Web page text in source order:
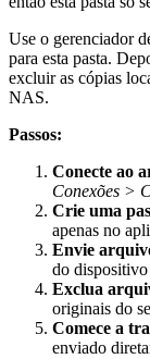
Use o gerenciador
para esta pasta.
excluir as cópias
NAS.
Passos:
Conecte ao
Conexões >
Crie uma
apenas no
Envie
do dispositivo
Exclua
originais do
Comece a
enviado